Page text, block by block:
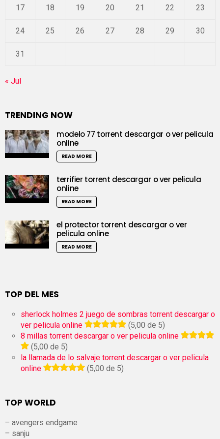
17 18 19 20 21 22 23
24 25 26 27 28 29 30
31
« Jul
TRENDING NOW
modelo 77 torrent descargar o ver pelicula
online
READ MORE
terrifier torrent descargar o ver pelicula
online
READ MORE
el protector torrent descargar o ver
pelicula online
READ MORE
TOP DEL MES
sherlock holmes 2 juego de sombras torrent descargar o
ver pelicula online
(5,00 de 5)
8 millas torrent descargar o ver pelicula online
(5,00 de 5)
la llamada de lo salvaje torrent descargar o ver pelicula
online
(5,00 de 5)
TOP WORLD
– avengers endgame
– sanju